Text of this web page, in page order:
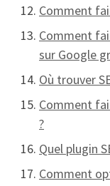
Comment
Comment
sur Google
Où trouver
Comment
?
Quel plugin
Comment